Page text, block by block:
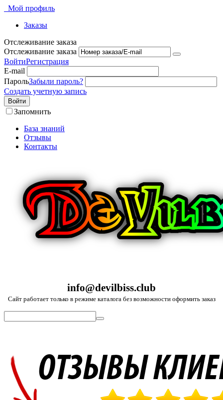
Мой профиль
Заказы
Отслеживание заказа
Отслеживание заказа
ВойтиРегистрация
E-mail
ПарольЗабыли пароль?
Создать учетную запись
Войти
Запомнить
База знаний
Отзывы
Контакты
info@devilbiss.club
Сайт работает только в режиме каталога без возможности оформить заказ